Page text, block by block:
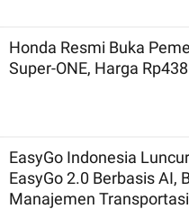
Honda Resmi Buka
Super-ONE, Harga
EasyGo Indonesia
EasyGo 2.0 Berbasis AI,
Manajemen